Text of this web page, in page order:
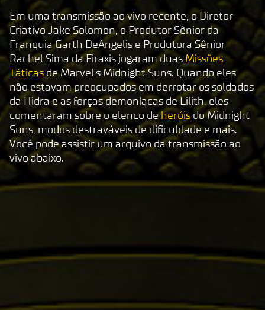
Em uma transmissão ao vivo recente, o Diretor
Criativo Jake Solomon, o Produtor Sênior da
Franquia Garth DeAngelis e Produtora Sênior
Rachel Sima da Firaxis jogaram duas Missões
Táticasde Marvel's Midnight Suns. Quando eles
não estavam preocupados em derrotar os soldados
da Hidra e as forças demoníacas de Lilith, eles
comentaram sobre o elenco deheróis do Midnight
Suns, modos destraváveis de dificuldade e mais.
Você pode assistir um arquivo da transmissão ao
vivo abaixo.